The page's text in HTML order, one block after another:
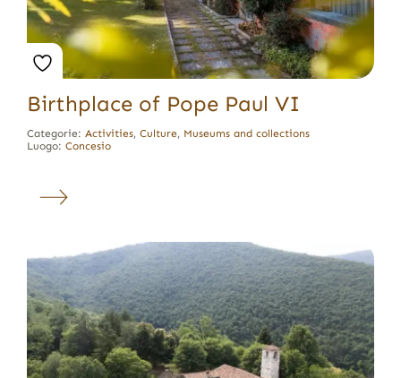
Birthplace of Pope Paul VI
Categorie: Activities, Culture, Museums and collections
Luogo: Concesio